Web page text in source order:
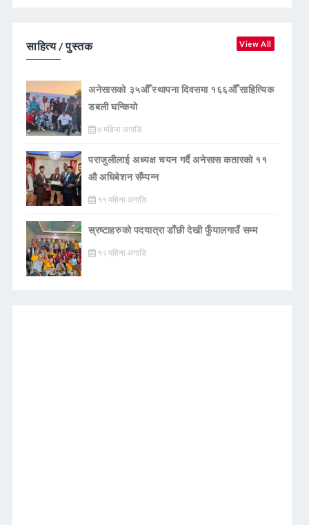
साहित्य / पुस्तक View All
अनेसासको ३५औँ स्थापना दिवसमा १६६औँ साहित्यिक
डबली घन्कियाे
७ महिना अगाडि
पराजुलीलाई अध्यक्ष चयन गर्दै अनेसास कतारको ११
औ अधिबेशन सँम्पन्न
११ महिना अगाडि
स्रष्टाहरुको पदयात्रा डाँछी देखी फुँयालगाउँ सम्म
१२ महिना अगाडि